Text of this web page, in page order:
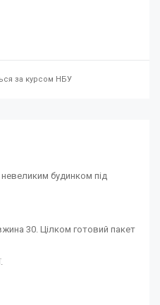
за курсом НБУ
будинком під
30. Цілком готовий пакет